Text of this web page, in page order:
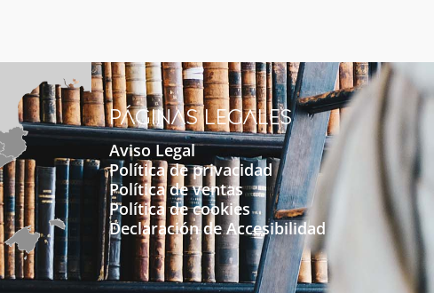
Páginas legales
Aviso Legal
Política de privacidad
Política de ventas
Política de cookies
Declaración de Accesibilidad